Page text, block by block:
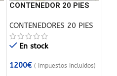
CONTENEDOR 20 PIES
CONTENEDORES 20 PIES
En stock
1200€ ( Impuestos Incluidos)